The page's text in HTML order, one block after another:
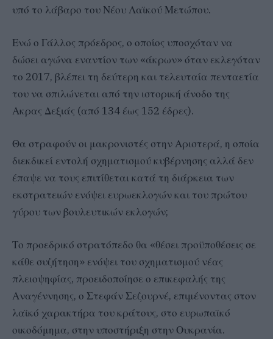
υπό το λάβαρο του Νέου Λαϊκού Μετώπου.
Ενώ ο Γάλλος πρόεδρος, ο οποίος υποσχόταν να
δώσει αγώνα εναντίον των «άκρων» όταν εκλεγόταν
το 2017, βλέπει τη δεύτερη και τελευταία πενταετία
του να σπιλώνεται από την ιστορική άνοδο της
Ακρας Δεξιάς (από 134 έως 152 έδρες).
Θα στραφούν οι μακρονιστές στην Αριστερά, η οποία
διεκδικεί εντολή σχηματισμού κυβέρνησης αλλά δεν
έπαψε να τους επιτίθεται κατά τη διάρκεια των
εκστρατειών ενόψει ευρωεκλογών και του πρώτου
γύρου των βουλευτικών εκλογών;
Το προεδρικό στρατόπεδο θα «θέσει προϋποθέσεις σε
κάθε συζήτηση» ενόψει του σχηματισμού νέας
πλειοψηφίας, προειδοποίησε ο επικεφαλής της
Αναγέννησης, ο Στεφάν Σεζουρνέ, επιμένοντας στον
λαϊκό χαρακτήρα του κράτους, στο ευρωπαϊκό
οικοδόμημα, στην υποστήριξη στην Ουκρανία.